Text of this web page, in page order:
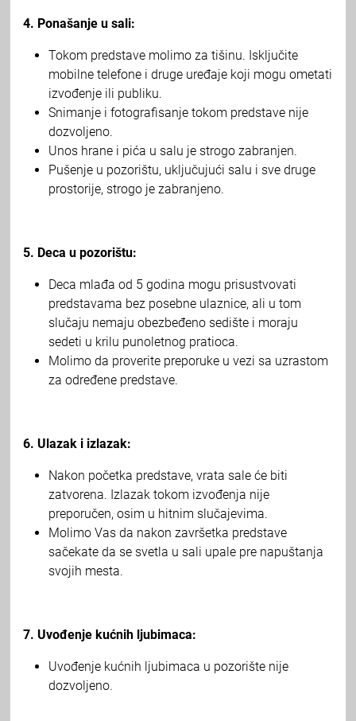
4. Ponašanje u sali:
Tokom predstave molimo za tišinu. Isključite
mobilne telefone i druge uređaje koji mogu ometati
izvođenje ili publiku.
Snimanje i fotografisanje tokom predstave nije
dozvoljeno.
Unos hrane i pića u salu je strogo zabranjen.
Pušenje u pozorištu, uključujući salu i sve druge
prostorije, strogo je zabranjeno.
5. Deca u pozorištu:
Deca mlađa od 5 godina mogu prisustvovati
predstavama bez posebne ulaznice, ali u tom
slučaju nemaju obezbeđeno sedište i moraju
sedeti u krilu punoletnog pratioca.
Molimo da proverite preporuke u vezi sa uzrastom
za određene predstave.
6. Ulazak i izlazak:
Nakon početka predstave, vrata sale će biti
zatvorena. Izlazak tokom izvođenja nije
preporučen, osim u hitnim slučajevima.
Molimo Vas da nakon završetka predstave
sačekate da se svetla u sali upale pre napuštanja
svojih mesta.
7. Uvođenje kućnih ljubimaca:
Uvođenje kućnih ljubimaca u pozorište nije
dozvoljeno.